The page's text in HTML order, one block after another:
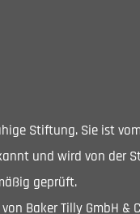
Stiftung. Sie ist
und wird von der
geprüft.
Baker Tilly GmbH &